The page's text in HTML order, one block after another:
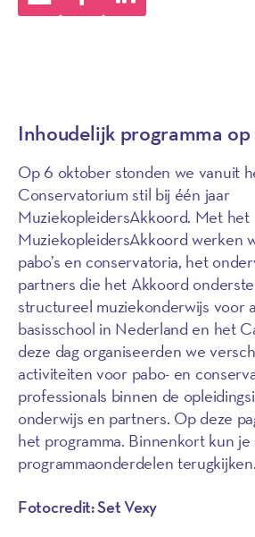
Inhoudelijk programma
Op 6 oktober stonden we vanuit
Conservatorium stil bij één jaar
MuziekopleidersAkkoord. Met het
MuziekopleidersAkkoord werken
pabo’s en conservatoria, het
partners die het Akkoord
structureel muziekonderwijs voor
basisschool in Nederland en het
deze dag organiseerden we
activiteiten voor pabo- en
professionals binnen de
onderwijs en partners. Op deze
het programma. Binnenkort kun je
programmaonderdelen terugkijken.
Fotocredit: Set Vexy